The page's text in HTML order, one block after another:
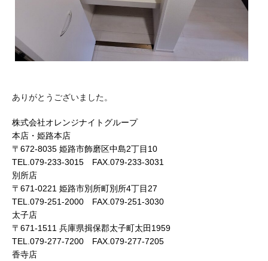
ありがとうございました。
株式会社オレンジナイトグループ
本店・姫路本店
〒672-8035 姫路市飾磨区中島2丁目10
TEL.079-233-3015 FAX.079-233-3031
別所店
〒671-0221 姫路市別所町別所4丁目27
TEL.079-251-2000 FAX.079-251-3030
太子店
〒671-1511 兵庫県揖保郡太子町太田1959
TEL.079-277-7200 FAX.079-277-7205
香寺店